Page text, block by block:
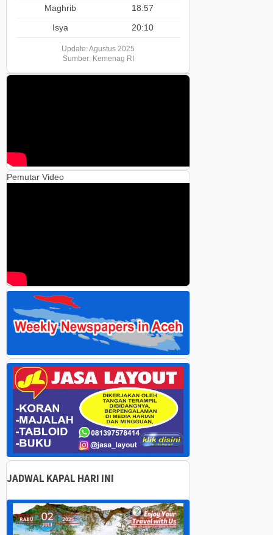
Maghrib
18:57
Isya
20:10
Update: Agustus 2025
Sumber: Kemenag RI
Pemutar Video
00:00
00:00
05:42
JADWAL KAPAL HARI INI